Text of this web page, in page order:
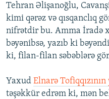
Tehran Əlişanoğlu,
kimi qərəz və qısqanclıq
nifrətdir bu. Amma İradə
bəyənibsə, yazıb ki
ki, filan-filan səbəblərə
Yaxud Elnarə Tofiqqızının
təşəkkür edrəm ki, mən